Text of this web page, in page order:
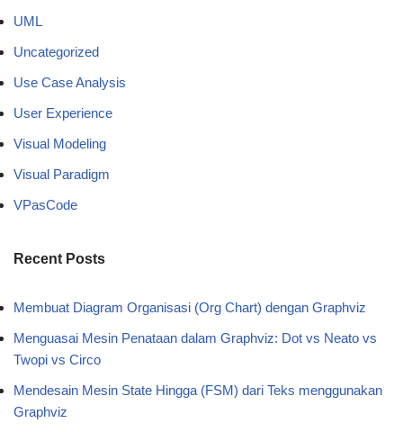
UML
Uncategorized
Use Case Analysis
User Experience
Visual Modeling
Visual Paradigm
VPasCode
Recent Posts
Membuat Diagram Organisasi (Org Chart) dengan Graphviz
Menguasai Mesin Penataan dalam Graphviz: Dot vs Neato vs
Twopi vs Circo
Mendesain Mesin State Hingga (FSM) dari Teks menggunakan
Graphviz